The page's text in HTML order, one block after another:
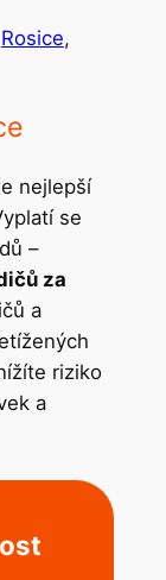
Rosice,
nejlepší
se
–
za
a
riziko
a